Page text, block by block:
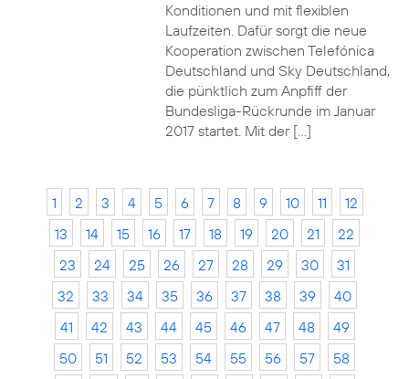
Konditionen und mit flexiblen
Laufzeiten. Dafür sorgt die neue
Kooperation zwischen Telefónica
Deutschland und Sky Deutschland,
die pünktlich zum Anpfiff der
Bundesliga-Rückrunde im Januar
2017 startet. Mit der […]
1 2 3 4 5 6 7 8 9 10 11
12
13
14 15 16 17 18 19 20 21
22
23
24 25 26 27 28 29 30
31
32
33 34 35 36 37 38 39
40
41
42 43 44 45 46 47 48
49
50
51 52 53 54 55 56 57
58